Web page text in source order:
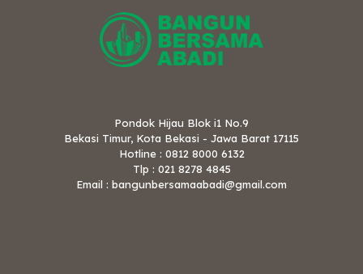
Pondok Hijau Blok i1 No.9
Bekasi Timur, Kota Bekasi - Jawa Barat 17115
Hotline : 0812 8000 6132
Tlp : 021 8278 4845
Email : bangunbersamaabadi@gmail.com